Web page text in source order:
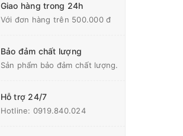
Giao hàng trong 24h
Với đơn hàng trên 500.000 đ
Bảo đảm chất lượng
Sản phẩm bảo đảm chất lượng.
Hỗ trợ 24/7
Hotline: 0919.840.024